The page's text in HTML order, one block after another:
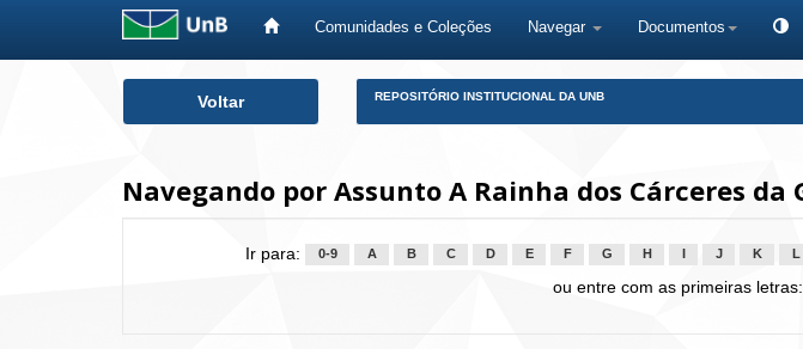
Comunidades e Coleções Navegar Documentos
Voltar REPOSITÓRIO INSTITUCIONAL DA UNB
Navegando por Assunto A Rainha dos Cárceres da
Ir para: 0-9 A B C D E F G H J K L
ou entre com as primeiras letras: